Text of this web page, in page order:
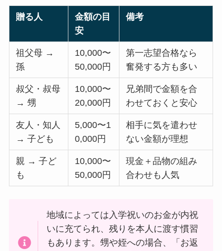
贈る人
金額の目
安
備考
祖父母 →
孫
10,000〜
50,000円
第一志望合格なら
奮発する方も多い
叔父・叔母
→ 甥
10,000〜
20,000円
兄弟間で金額を合
わせておくと安心
友人・知人
→ 子ども
5,000〜1
0,000円
相手に気を遣わせ
ない金額が理想
親 → 子ど
も
10,000〜
50,000円
現金＋品物の組み
合わせも人気
地域によっては入学祝いのお金が内祝
いに充てられ、残りを本人に渡す慣習
もあります。甥や姪への場合、「お返